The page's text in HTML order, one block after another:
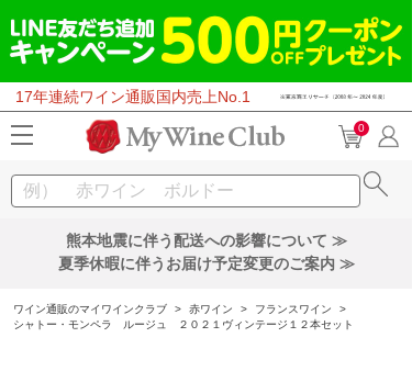
17年連続ワイン通販国内売上No.1
0
熊本地震に伴う配送への影響について ≫
夏季休暇に伴うお届け予定変更のご案内 ≫
ワイン通販のマイワインクラブ > 赤ワイン > フランスワイン
>
シャトー・モンペラ ルージュ ２０２１ヴィンテージ１２本セット